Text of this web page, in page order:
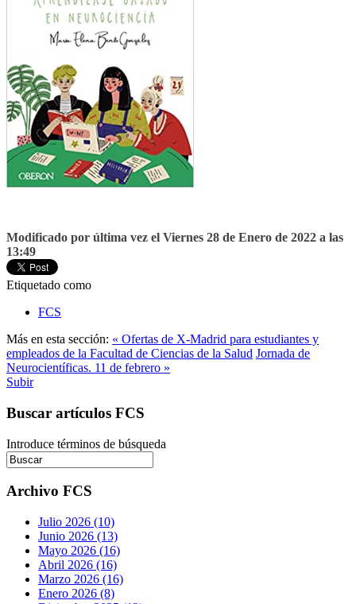
Modificado por última vez el Viernes 28 de Enero de 2022 a las
13:49
Etiquetado como
FCS
Más en esta sección: « Ofertas de X-Madrid para estudiantes y
empleados de la Facultad de Ciencias de la Salud Jornada de
Neurocientíficas. 11 de febrero »
Subir
Buscar artículos FCS
Introduce términos de búsqueda
Archivo FCS
Julio 2026 (10)
Junio 2026 (13)
Mayo 2026 (16)
Abril 2026 (16)
Marzo 2026 (16)
Enero 2026 (8)